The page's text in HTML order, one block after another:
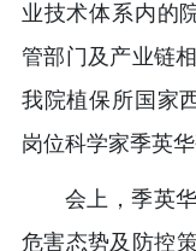
业技术体系内的
管部门及产业链
我院植保所国家
岗位科学家季英
会上，季英
危害态势及防控